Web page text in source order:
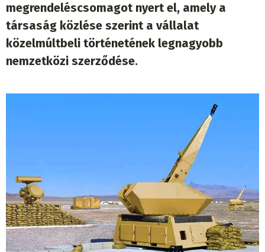
megrendeléscsomagot nyert el, amely a
társaság közlése szerint a vállalat
közelmúltbeli történetének legnagyobb
nemzetközi szerződése.